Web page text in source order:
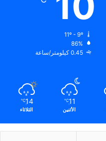
86%
0.45 كيلومتر/ساعة
11
℃
الأثنين
14
℃
الثلاثاء